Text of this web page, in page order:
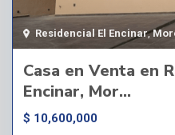
Residencial El Encinar,
Casa en Venta en
Encinar, Mor...
$ 10,600,000